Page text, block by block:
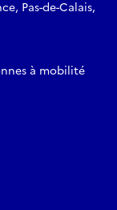
Pas-de-Calais,
à mobilité